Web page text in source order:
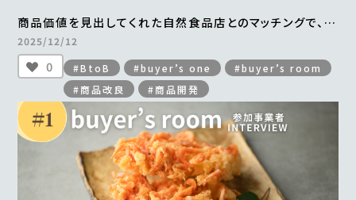
商品価値を見出してくれた自然食品店とのマッチングで、
手づくりの「はちみつ干し柿」がすべて完売
＜from buyer’s one＞
2025/12/12
0 #BtoB #buyer’s one
#buyer’s room
#商品改良
#商品開発